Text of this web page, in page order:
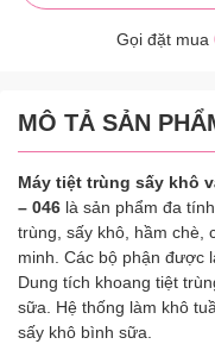
Gọi đặt mua
MÔ TẢ SẢN
Máy tiệt trùng sấy khô
– 046 là sản phẩm đa
trùng, sấy khô, hầm chè,
minh. Các bộ phận được
Dung tích khoang tiệt
sữa. Hệ thống làm khô
sấy khô bình sữa.